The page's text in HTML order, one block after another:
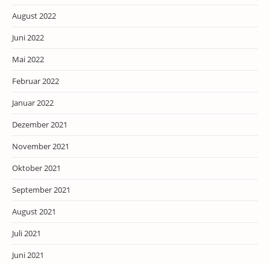
August 2022
Juni 2022
Mai 2022
Februar 2022
Januar 2022
Dezember 2021
November 2021
Oktober 2021
September 2021
August 2021
Juli 2021
Juni 2021